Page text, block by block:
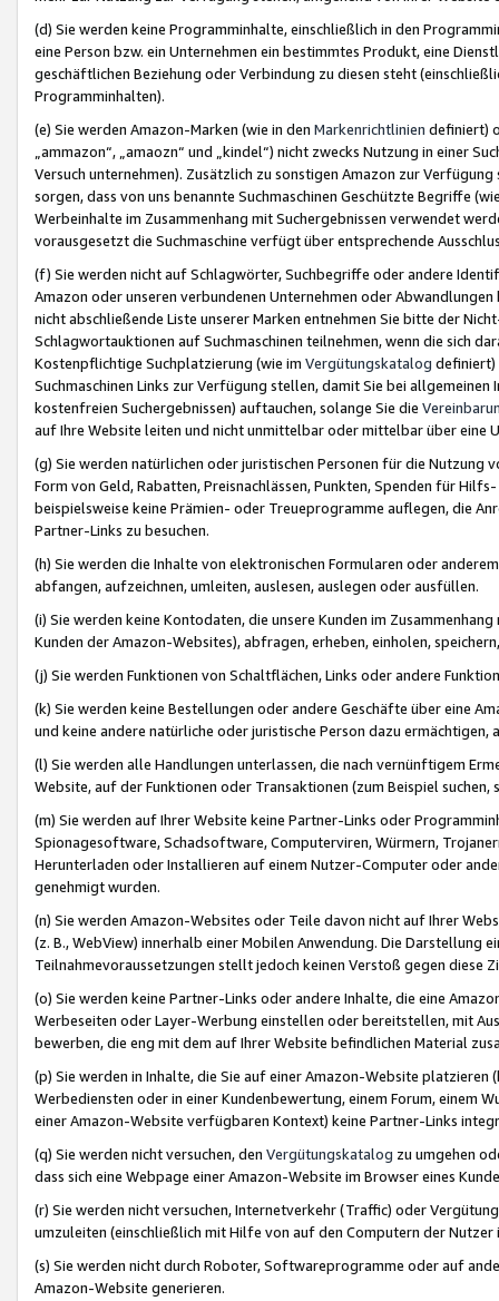
(d) Sie werden keine Programminhalte, einschließlich in den
eine Person bzw. ein Unternehmen ein bestimmtes Produkt, eine
geschäftlichen Beziehung oder Verbindung zu diesen steht
Programminhalten).
(e) Sie werden Amazon-Marken (wie in den Markenrichtlinien definiert)
„ammazon“, „amaozn“ und „kindel“) nicht zwecks Nutzung in einer
Versuch unternehmen). Zusätzlich zu sonstigen Amazon zur
sorgen, dass von uns benannte Suchmaschinen Geschützte Begriffe
Werbeinhalte im Zusammenhang mit Suchergebnissen verwendet
vorausgesetzt die Suchmaschine verfügt über entsprechende
(f) Sie werden nicht auf Schlagwörter, Suchbegriffe oder andere
Amazon oder unseren verbundenen Unternehmen oder
nicht abschließende Liste unserer Marken entnehmen Sie bitte der
Schlagwortauktionen auf Suchmaschinen teilnehmen, wenn die sich
Kostenpflichtige Suchplatzierung (wie im Vergütungskatalog definiert)
Suchmaschinen Links zur Verfügung stellen, damit Sie bei
kostenfreien Suchergebnissen) auftauchen, solange Sie die
auf Ihre Website leiten und nicht unmittelbar oder mittelbar über eine
(g) Sie werden natürlichen oder juristischen Personen für die Nutzung
Form von Geld, Rabatten, Preisnachlässen, Punkten, Spenden für
beispielsweise keine Prämien- oder Treueprogramme auflegen, die
Partner-Links zu besuchen.
(h) Sie werden die Inhalte von elektronischen Formularen oder
abfangen, aufzeichnen, umleiten, auslesen, auslegen oder ausfüllen.
(i) Sie werden keine Kontodaten, die unsere Kunden im
Kunden der Amazon-Websites), abfragen, erheben, einholen,
(j) Sie werden Funktionen von Schaltflächen, Links oder andere
(k) Sie werden keine Bestellungen oder andere Geschäfte über eine
und keine andere natürliche oder juristische Person dazu
(l) Sie werden alle Handlungen unterlassen, die nach vernünftigem
Website, auf der Funktionen oder Transaktionen (zum Beispiel
(m) Sie werden auf Ihrer Website keine Partner-Links oder
Spionagesoftware, Schadsoftware, Computerviren, Würmern,
Herunterladen oder Installieren auf einem Nutzer-Computer oder
genehmigt wurden.
(n) Sie werden Amazon-Websites oder Teile davon nicht auf Ihrer
(z. B., WebView) innerhalb einer Mobilen Anwendung. Die Darstellung
Teilnahmevoraussetzungen stellt jedoch keinen Verstoß gegen diese
(o) Sie werden keine Partner-Links oder andere Inhalte, die eine
Werbeseiten oder Layer-Werbung einstellen oder bereitstellen, mit
bewerben, die eng mit dem auf Ihrer Website befindlichen Material
(p) Sie werden in Inhalte, die Sie auf einer Amazon-Website
Werbediensten oder in einer Kundenbewertung, einem Forum, einem
einer Amazon-Website verfügbaren Kontext) keine Partner-Links
(q) Sie werden nicht versuchen, den Vergütungskatalog zu umgehen
dass sich eine Webpage einer Amazon-Website im Browser eines
(r) Sie werden nicht versuchen, Internetverkehr (Traffic) oder
umzuleiten (einschließlich mit Hilfe von auf den Computern der
(s) Sie werden nicht durch Roboter, Softwareprogramme oder auf
Amazon-Website generieren.